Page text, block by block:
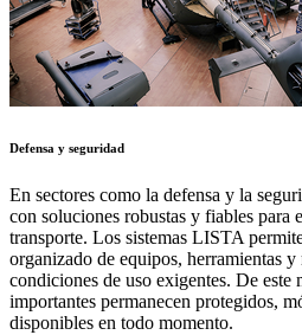
Defensa y seguridad
En sectores como la defensa y la
con soluciones robustas y fiables para
transporte. Los sistemas LISTA
organizado de equipos, herramientas
condiciones de uso exigentes. De este
importantes permanecen protegidos,
disponibles en todo momento.